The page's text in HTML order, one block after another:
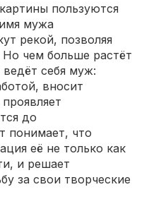
пользуются
мужа
рекой, позволяя
чем больше растёт
ведёт себя муж:
вносит
до
понимает, что
её не только как
и решает
за свои творческие